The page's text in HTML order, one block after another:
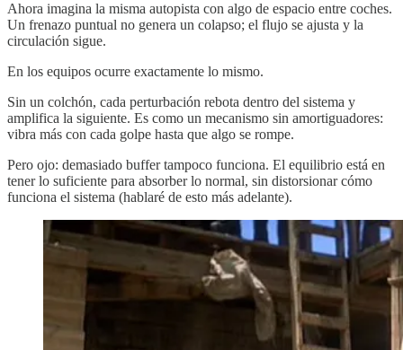
Ahora imagina la misma autopista con algo de espacio entre coches.
Un frenazo puntual no genera un colapso; el flujo se ajusta y la
circulación sigue.
En los equipos ocurre exactamente lo mismo.
Sin un colchón, cada perturbación rebota dentro del sistema y
amplifica la siguiente. Es como un mecanismo sin amortiguadores:
vibra más con cada golpe hasta que algo se rompe.
Pero ojo: demasiado buffer tampoco funciona. El equilibrio está en
tener lo suficiente para absorber lo normal, sin distorsionar cómo
funciona el sistema (hablaré de esto más adelante).